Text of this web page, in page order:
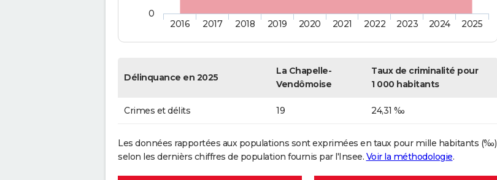
2016 2017 2018 2019 2020 2021 2022 2023 2024 2025
0
Délinquance en 2025
La Chapelle-
Vendômoise
Taux de criminalité pour
1 000 habitants
Crimes et délits 19 24,31 ‰
Les données rapportées aux populations sont exprimées en taux pour mille habitants (‰)
selon les dernièrs chiffres de population fournis par l'Insee. Voir la méthodologie.